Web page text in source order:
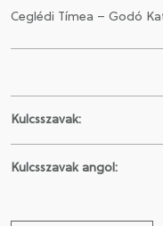
Ceglédi Tímea – Godó
Kulcsszavak:
Kulcsszavak angol: